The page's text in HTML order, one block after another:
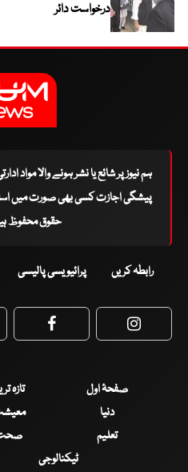
درخواست دائر
ہم نیوز پر شائع یا نشر ہونے والا مواد
پیشگی اجازت کسی بھی صورت میں
حقوق محفوظ ہیں
رابطہ کریں پرائیویسی پالیسی
Facebook
صفحۂ اول تازہ
دنیا
تعلیم
ٹیکنالوجی